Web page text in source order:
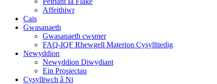
Affeithiwr
Cais
Gwasanaeth
Gwasanaeth cwsmer
FAQ-IQF Rhewgell Materion Cysylltiedig
Newyddion
Newyddion Diwydiant
Ein Prosiectau
Cysylltwch â Ni